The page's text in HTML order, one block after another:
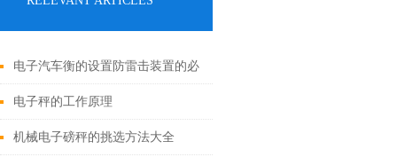
电子汽车衡的设置防雷击装置的必
要性？其技术要求如何？
电子秤的工作原理
机械电子磅秤的挑选方法大全